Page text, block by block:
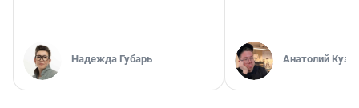
Надежда Губарь Анатолий